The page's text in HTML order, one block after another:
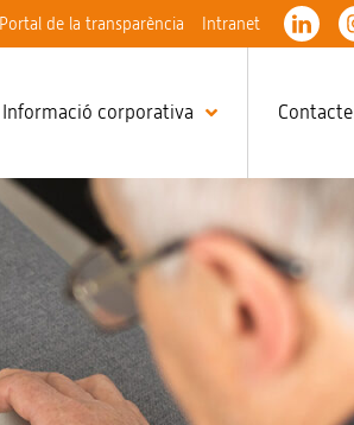
Portal de la transparència Intranet
Informació corporativa Contacte